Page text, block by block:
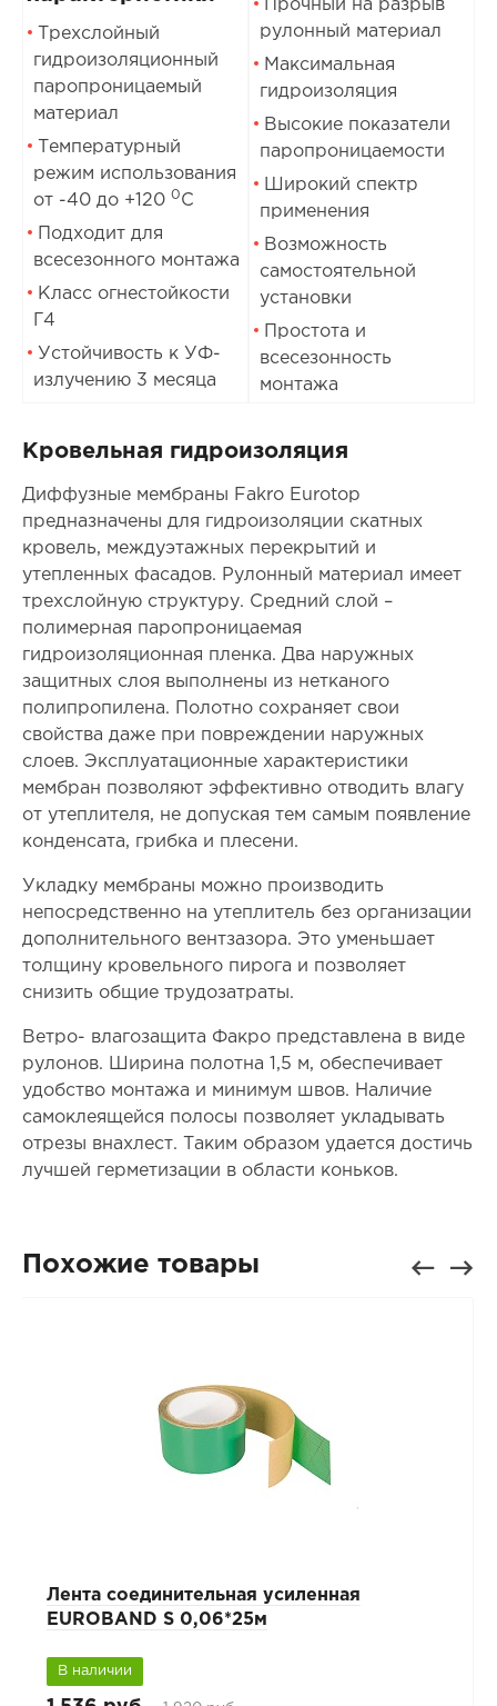
Трехслойный
гидроизоляционный
паропроницаемый
материал
Температурный
режим использования
от -40 до +120 0С
Подходит для
всесезонного монтажа
Класс огнестойкости
Г4
Устойчивость к УФ-
излучению 3 месяца
Прочный на разрыв
рулонный материал
Максимальная
гидроизоляция
Высокие показатели
паропроницаемости
Широкий спектр
применения
Возможность
самостоятельной
установки
Простота и
всесезонность
монтажа
Кровельная гидроизоляция
Диффузные мембраны Fakro Eurotop
предназначены для гидроизоляции скатных
кровель, междуэтажных перекрытий и
утепленных фасадов. Рулонный материал имеет
трехслойную структуру. Средний слой –
полимерная паропроницаемая
гидроизоляционная пленка. Два наружных
защитных слоя выполнены из нетканого
полипропилена. Полотно сохраняет свои
свойства даже при повреждении наружных
слоев. Эксплуатационные характеристики
мембран позволяют эффективно отводить влагу
от утеплителя, не допуская тем самым появление
конденсата, грибка и плесени.
Укладку мембраны можно производить
непосредственно на утеплитель без организации
дополнительного вентзазора. Это уменьшает
толщину кровельного пирога и позволяет
снизить общие трудозатраты.
Ветро- влагозащита Факро представлена в виде
рулонов. Ширина полотна 1,5 м, обеспечивает
удобство монтажа и минимум швов. Наличие
самоклеящейся полосы позволяет укладывать
отрезы внахлест. Таким образом удается достичь
лучшей герметизации в области коньков.
Похожие товары
Лента соединительная усиленная
EUROBAND S 0,06*25м
В наличии